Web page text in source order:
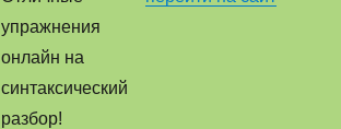
упражнения
онлайн на
синтаксический
разбор!